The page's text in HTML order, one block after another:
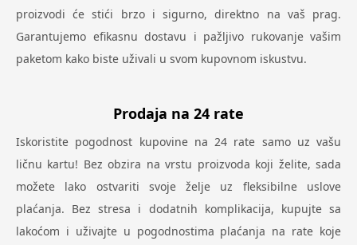
proizvodi će stići brzo i sigurno, direktno na vaš prag.
Garantujemo efikasnu dostavu i pažljivo rukovanje vašim
paketom kako biste uživali u svom kupovnom iskustvu.
Prodaja na 24 rate
Iskoristite pogodnost kupovine na 24 rate samo uz vašu
ličnu kartu! Bez obzira na vrstu proizvoda koji želite, sada
možete lako ostvariti svoje želje uz fleksibilne uslove
plaćanja. Bez stresa i dodatnih komplikacija, kupujte sa
lakoćom i uživajte u pogodnostima plaćanja na rate koje